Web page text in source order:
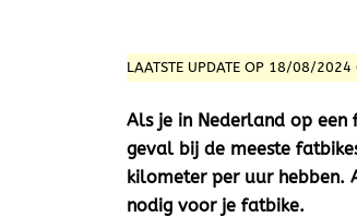
LAATSTE UPDATE OP 18/08/
Als je in Nederland op een
geval bij de meeste
kilometer per uur hebben.
nodig voor je fatbike.